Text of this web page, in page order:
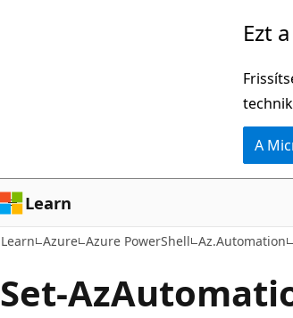
Ezt
A
Learn
Learn Azure Azure PowerShell Az.Automation
Set-Az